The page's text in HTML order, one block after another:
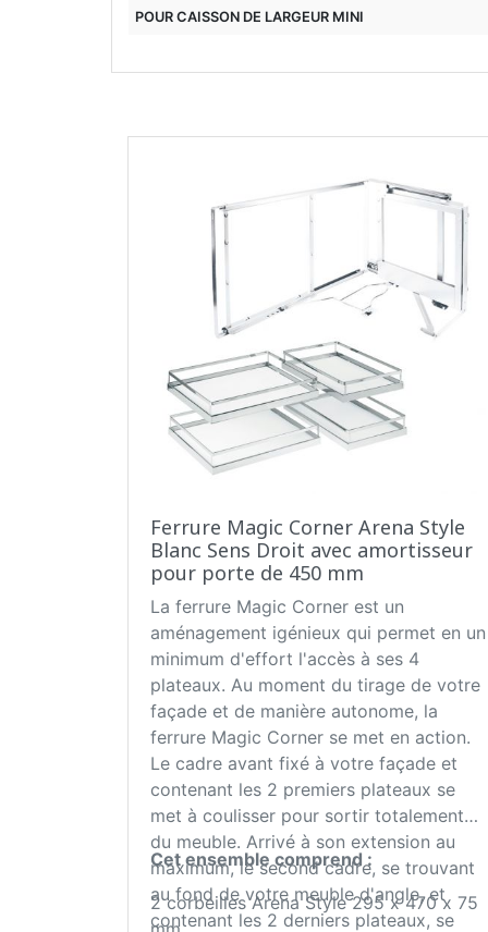
POUR CAISSON DE LARGEUR MINI
Ferrure Magic Corner Arena Style
Blanc Sens Droit avec amortisseur
pour porte de 450 mm
La ferrure Magic Corner est un
aménagement igénieux qui permet en un
minimum d'effort l'accès à ses 4
plateaux. Au moment du tirage de votre
façade et de manière autonome, la
ferrure Magic Corner se met en action.
Le cadre avant fixé à votre façade et
contenant les 2 premiers plateaux se
met à coulisser pour sortir totalement
du meuble. Arrivé à son extension au
maximum, le second cadre, se trouvant
au fond de votre meuble d'angle, et
contenant les 2 derniers plateaux, se
Cet ensemble comprend :
2 corbeilles Arena Style 295 x 470 x 75